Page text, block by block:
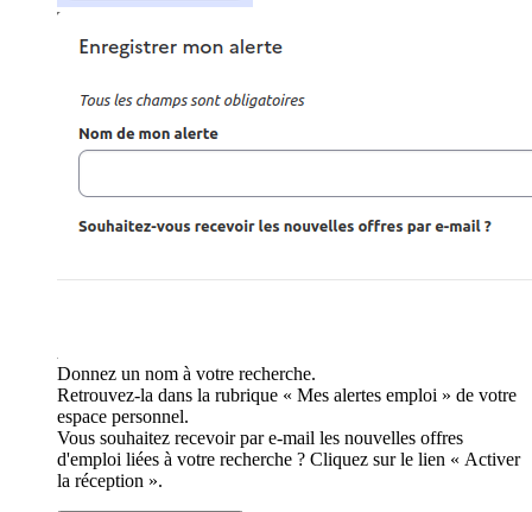
Donnez un nom à votre recherche.
Retrouvez-la dans la rubrique « Mes alertes emploi » de votre
espace personnel.
Vous souhaitez recevoir par e-mail les nouvelles offres
d'emploi liées à votre recherche ? Cliquez sur le lien « Activer
la réception ».